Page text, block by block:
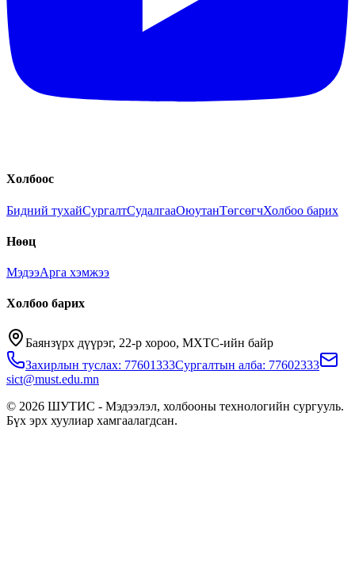
Холбоос
Бидний тухайСургалтСудалгааОюутанТөгсөгчХолбоо барих
Нөөц
МэдээАрга хэмжээ
Холбоо барих
Баянзүрх дүүрэг, 22-р хороо, МХТС-ийн байр
Захирлын туслах: 77601333Сургалтын алба: 77602333
sict@must.edu.mn
© 2026 ШУТИС - Мэдээлэл, холбооны технологийн сургууль.
Бүх эрх хуулиар хамгаалагдсан.